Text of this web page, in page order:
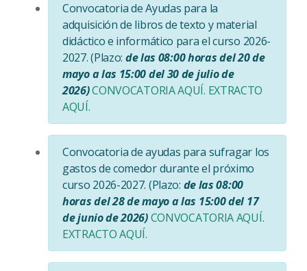
Convocatoria de Ayudas para la
adquisición de libros de texto y material
didáctico e informático para el curso 2026-
2027. (Plazo: de las 08:00 horas del 20 de
mayo a las 15:00 del 30 de julio de
2026)CONVOCATORIA AQUÍ. EXTRACTO
AQUÍ.
Convocatoria de ayudas para sufragar los
gastos de comedor durante el próximo
curso 2026-2027. (Plazo: de las 08:00
horas del 28 de mayo a las 15:00 del 17
de junio de 2026)CONVOCATORIA AQUÍ.
EXTRACTO AQUÍ.